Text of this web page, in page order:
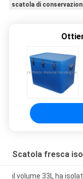
scatola di
Scatola fresca
il volume 33L ha